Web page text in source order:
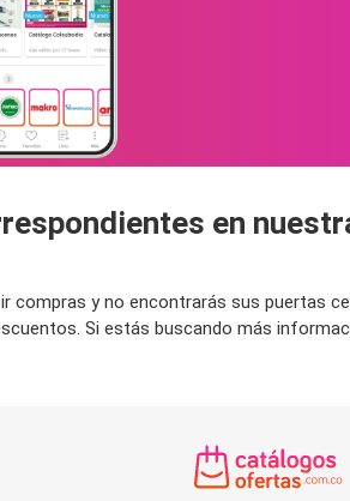
en
compras y no encontrarás sus puertas
Si estás buscando más